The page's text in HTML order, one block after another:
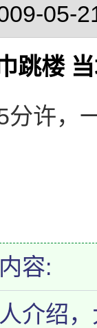
05-
跳楼
许，一
容:
介绍